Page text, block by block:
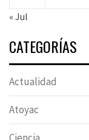
« Jul
CATEGORÍAS
Actualidad
Atoyac